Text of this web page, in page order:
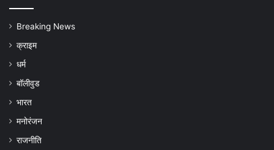
Breaking News
क्राइम
धर्म
बॉलीवुड
भारत
मनोरंजन
राजनीति